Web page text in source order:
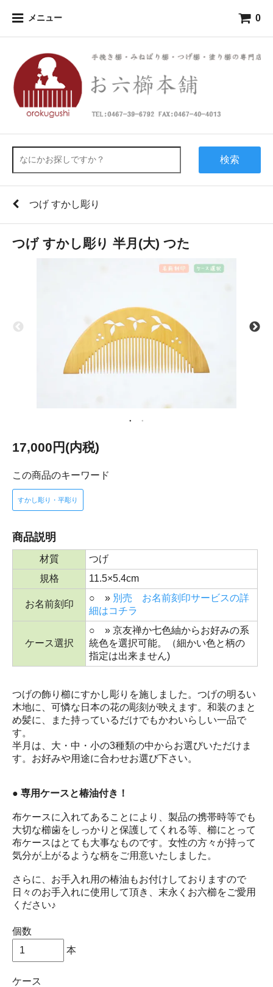
メニュー 0
検索
つげ すかし彫り
つげ すかし彫り 半月(大) つた
17,000円(内税)
この商品のキーワード
すかし彫り・平彫り
商品説明
材質
つげ
規格
11.5×5.4cm
お名前刻印
○ » 別売 お名前刻印サービスの詳
細はコチラ
ケース選択
○ » 京友禅か七色紬からお好みの系
統色を選択可能。（細かい色と柄の
指定は出来ません)
つげの飾り櫛にすかし彫りを施しました。つげの明るい
木地に、可憐な日本の花の彫刻が映えます。和装のまと
め髪に、また持っているだけでもかわいらしい一品で
す。
半月は、大・中・小の3種類の中からお選びいただけま
す。お好みや用途に合わせお選び下さい。
● 専用ケースと椿油付き！
布ケースに入れてあることにより、製品の携帯時等でも
大切な櫛歯をしっかりと保護してくれる等、櫛にとって
布ケースはとても大事なものです。女性の方々が持って
気分が上がるような柄をご用意いたしました。
さらに、お手入れ用の椿油もお付けしておりますので
日々のお手入れに使用して頂き、末永くお六櫛をご愛用
ください♪
個数
本
ケース